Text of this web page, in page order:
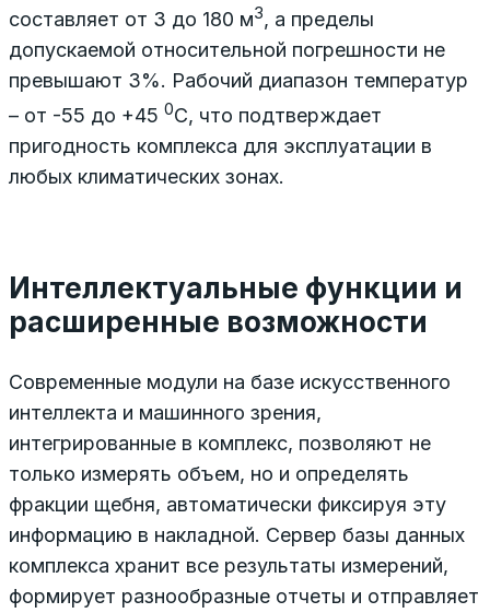
составляет от 3 до 180 м3, а пределы
допускаемой относительной погрешности не
превышают 3%. Рабочий диапазон температур
– от -55 до +45 0С, что подтверждает
пригодность комплекса для эксплуатации в
любых климатических зонах.
Интеллектуальные функции и
расширенные возможности
Современные модули на базе искусственного
интеллекта и машинного зрения,
интегрированные в комплекс, позволяют не
только измерять объем, но и определять
фракции щебня, автоматически фиксируя эту
информацию в накладной. Сервер базы данных
комплекса хранит все результаты измерений,
формирует разнообразные отчеты и отправляет